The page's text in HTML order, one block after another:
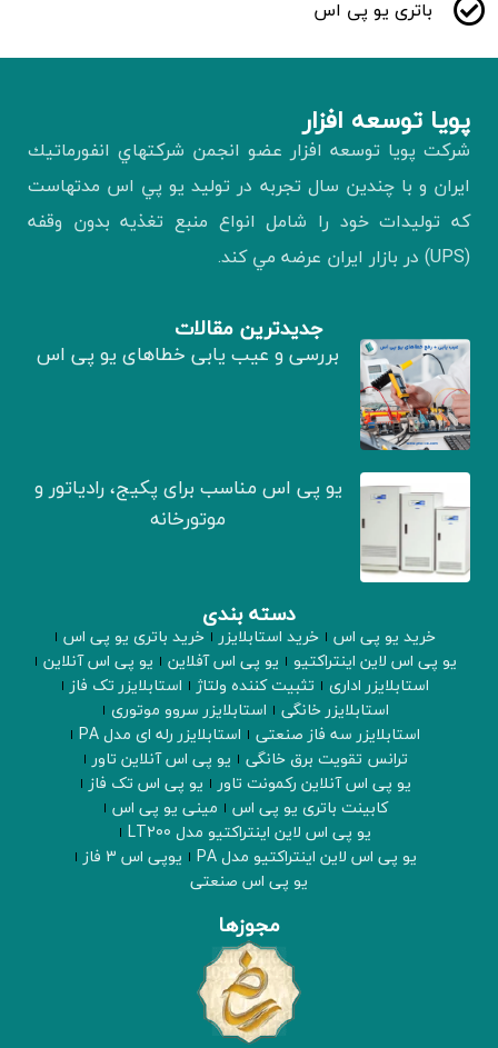
باتری یو پی اس
پويا توسعه افزار
شركت پويا توسعه افزار عضو انجمن شركتهاي انفورماتيك
ايران و با چندين سال تجربه در توليد يو پي اس مدتهاست
كه توليدات خود را شامل انواع منبع تغذيه بدون وقفه
(UPS) در بازار ايران عرضه مي كند.
جدیدترین مقالات
بررسی و عیب یابی خطاهای یو پی اس
یو پی اس مناسب برای پکیج، رادیاتور و
موتورخانه
دسته بندی
خرید یو پی اس خرید استابلایزر خرید باتری یو پی اس
یو پی اس لاین اینتراکتیو یو پی اس آفلاین یو پی اس آنلاین
استابلایزر اداری تثبیت کننده ولتاژ استابلایزر تک فاز
استابلایزر خانگی استابلایزر سروو موتوری
استابلایزر سه فاز صنعتی استابلایزر رله ای مدل PA
ترانس تقویت برق خانگی یو پی اس آنلاین تاور
یو پی اس آنلاین رکمونت تاور یو پی اس تک فاز
کابینت باتری یو پی اس مینی یو پی اس
یو پی اس لاین اینتراکتیو مدل LT200
یو پی اس لاین اینتراکتیو مدل PA
یوپی اس 3 فاز
یو پی اس صنعتی
مجوزها